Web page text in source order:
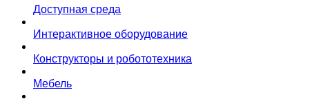
Доступная среда
Интерактивное оборудование
Конструкторы и робототехника
Мебель